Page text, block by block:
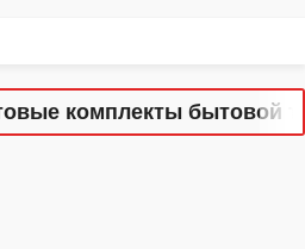
комплекты бытовой